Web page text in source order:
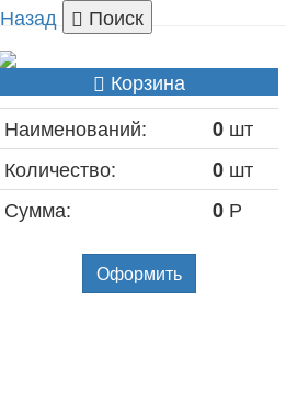
Назад Поиск
Корзина
Наименований:
0 шт
Количество:
0 шт
Сумма:
0 Р
Оформить